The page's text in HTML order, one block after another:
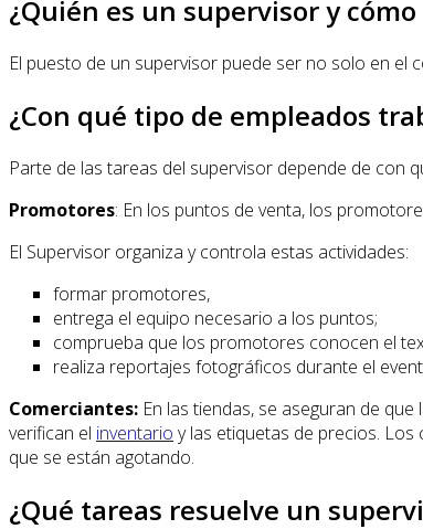
¿Quién es un supervisor y
El puesto de un supervisor puede ser no solo en el
¿Con qué tipo de empleados
Parte de las tareas del supervisor depende de con
Promotores: En los puntos de venta, los
El Supervisor organiza y controla estas actividades:
formar promotores,
entrega el equipo necesario a los puntos;
comprueba que los promotores conocen el
realiza reportajes fotográficos durante el
Comerciantes: En las tiendas, se aseguran de que
verifican el inventario y las etiquetas de precios.
que se están agotando.
¿Qué tareas resuelve un